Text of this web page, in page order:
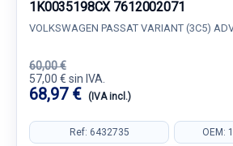
1K0035198CX 7612002071
VOLKSWAGEN PASSAT VARIANT (3C5)
60,00 €
57,00 € sin IVA.
68,97 € (IVA incl.)
Ref: 6432735 OEM: